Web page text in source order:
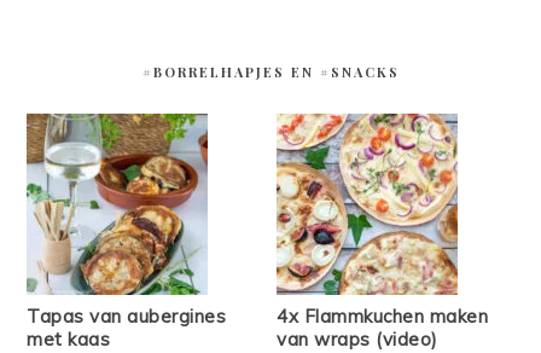
#BORRELHAPJES EN #SNACKS
Tapas van aubergines
met kaas
4x Flammkuchen maken
van wraps (video)